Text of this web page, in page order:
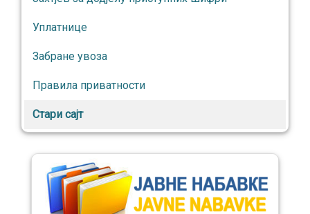
Уплатнице
Забране увоза
Правила приватности
Стари сајт